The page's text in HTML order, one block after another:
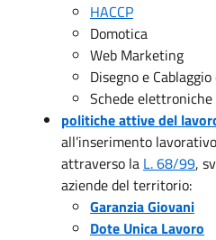
HACCP
Domotica
Web Marketing
Disegno e
Schede elettroniche
politiche attive del
all’inserimento
attraverso la L. 68/99,
aziende del territorio:
Garanzia Giovani
Dote Unica Lavoro